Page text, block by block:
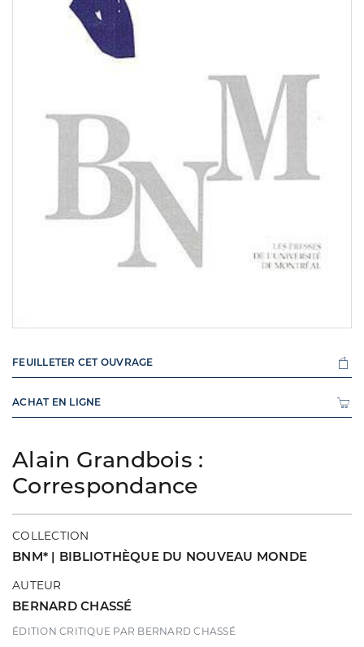
Alain Grandbois :
Correspondance
COLLECTION
BNM* | BIBLIOTHÈQUE DU NOUVEAU MONDE
AUTEUR
BERNARD CHASSÉ
ÉDITION CRITIQUE PAR BERNARD CHASSÉ
FEUILLETER CET OUVRAGE
ACHAT EN LIGNE